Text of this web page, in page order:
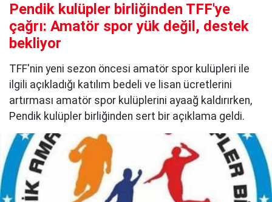
Pendik kulüpler birliğinden TFF'ye
çağrı: Amatör spor yük değil, destek
bekliyor
TFF'nin yeni sezon öncesi amatör spor kulüpleri ile
ilgili açıkladığı katılım bedeli ve lisan ücretlerini
artırması amatör spor kulüplerini ayaağ kaldırırken,
Pendik kulüpler birliğinden sert bir açıklama geldi.